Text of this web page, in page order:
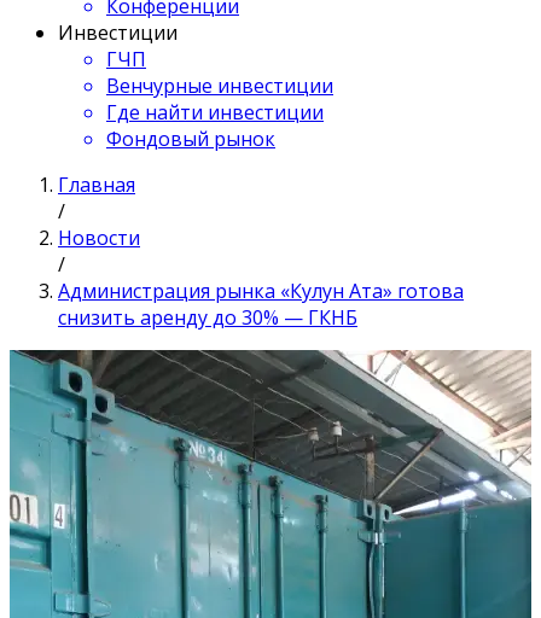
Конференции
Инвестиции
ГЧП
Венчурные инвестиции
Где найти инвестиции
Фондовый рынок
Главная
/
Новости
/
Администрация рынка «Кулун Ата» готова
снизить аренду до 30% — ГКНБ